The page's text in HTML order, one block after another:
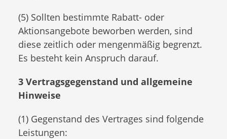
(5) Sollten bestimmte Rabatt- oder
Aktionsangebote beworben werden, sind
diese zeitlich oder mengenmäßig begrenzt.
Es besteht kein Anspruch darauf.
3 Vertragsgegenstand und allgemeine
Hinweise
(1) Gegenstand des Vertrages sind folgende
Leistungen: